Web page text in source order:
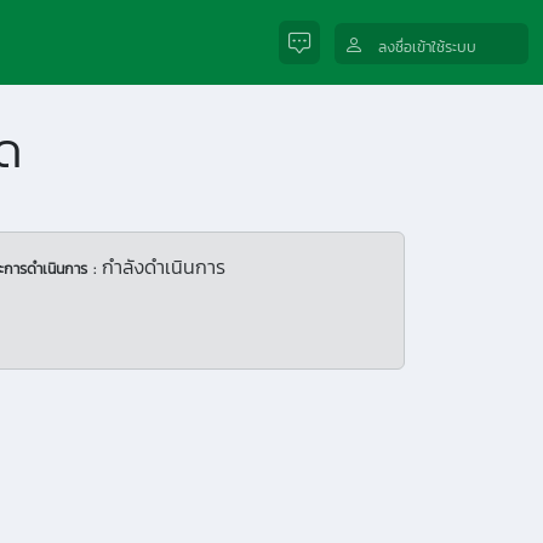
ลงชื่อเข้าใช้ระบบ
การดำเนินการ :กำลังดำเนินการ